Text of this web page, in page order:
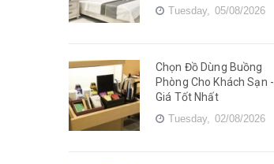
Tuesday, 05/08/2026
Chọn Đồ Dùng Buồng
Phòng Cho Khách Sạn -
Giá Tốt Nhất
Tuesday, 02/08/2026